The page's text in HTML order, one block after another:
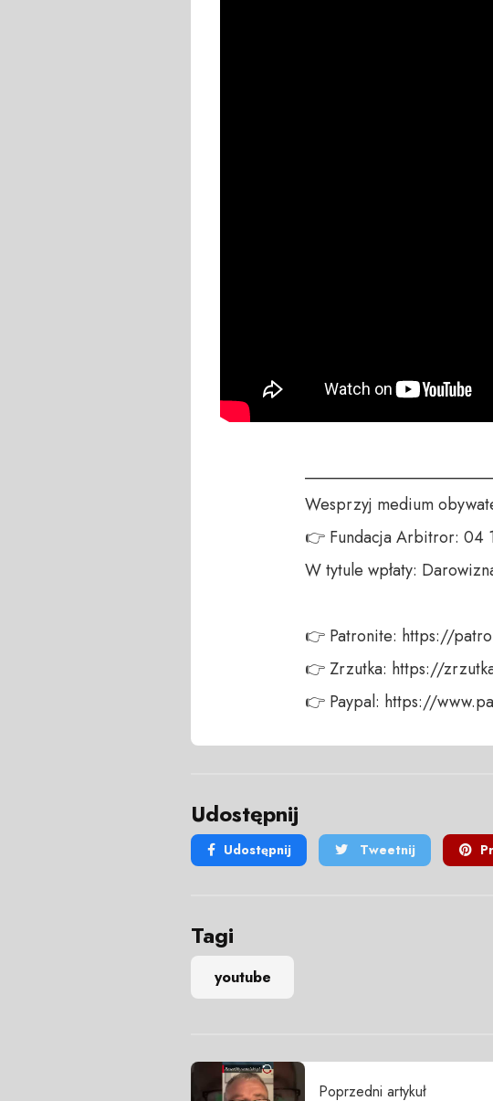
Wesprzyj medium
👉 Fundacja Arbitror: 04
W tytule wpłaty:
👉 Patronite: https://
👉 Zrzutka: https://
👉 Paypal: https://
Udostępnij
Udostępnij Tweetnij
Tagi
youtube
Poprzedni artykuł